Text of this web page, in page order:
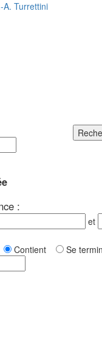
A. Turrettini
:
et
Contient Se